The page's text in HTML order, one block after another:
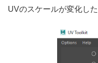
UVのスケールが変化した